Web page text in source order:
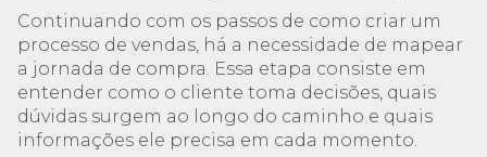
Continuando com os passos de como criar um
processo de vendas, há a necessidade de mapear
a jornada de compra. Essa etapa consiste em
entender como o cliente toma decisões, quais
dúvidas surgem ao longo do caminho e quais
informações ele precisa em cada momento.